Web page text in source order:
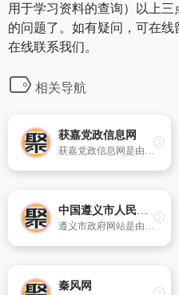
用于学习资料的查询）以上三
的问题了。如有疑问，可在
在线联系我们。
相关导航
获嘉党政信息网
获嘉党政信息网是由获嘉县委、县政府主办的政府信息门户网站。获嘉荣誉：花木之乡,建筑之乡,乒乓之乡,生态宜居、文化园林城,双拥模范城等称号；还是煤化工基地/“新-焦-济”产业带。欢迎社会各界投资、洽谈、访问获嘉。
中国遵义市人民政府
遵义市政府网站是由贵州省遵义市人民政府主办,市政府办公室承办,市政府电子政务办公室运行管理的遵义市国家机关在互联网上统一建立的网站群,包括遵义市政府门户网站和各子站。旨在以丰富的信息服务于民,成为展示遵义文化的舞台,宣传遵义形象的窗口,并促进政务公开,引导公众参与政府决策,助力于创建服务型
秦风网